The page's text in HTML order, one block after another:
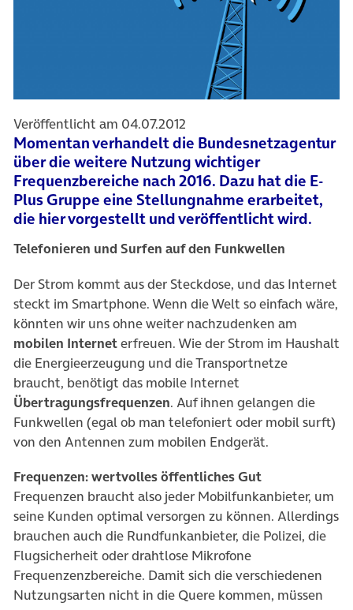
Veröffentlicht am 04.07.2012
Momentan verhandelt die Bundesnetzagentur
über die weitere Nutzung wichtiger
Frequenzbereiche nach 2016. Dazu hat die E-
Plus Gruppe eine Stellungnahme erarbeitet,
die hier vorgestellt und veröffentlicht wird.
Telefonieren und Surfen auf den Funkwellen
Der Strom kommt aus der Steckdose, und das Internet
steckt im Smartphone. Wenn die Welt so einfach wäre,
könnten wir uns ohne weiter nachzudenken am
mobilen Interneterfreuen. Wie der Strom im Haushalt
die Energieerzeugung und die Transportnetze
braucht, benötigt das mobile Internet
Übertragungsfrequenzen. Auf ihnen gelangen die
Funkwellen (egal ob man telefoniert oder mobil surft)
von den Antennen zum mobilen Endgerät.
Frequenzen: wertvolles öffentliches Gut
Frequenzen braucht also jeder Mobilfunkanbieter, um
seine Kunden optimal versorgen zu können. Allerdings
brauchen auch die Rundfunkanbieter, die Polizei, die
Flugsicherheit oder drahtlose Mikrofone
Frequenzenzbereiche. Damit sich die verschiedenen
Nutzungsarten nicht in die Quere kommen, müssen